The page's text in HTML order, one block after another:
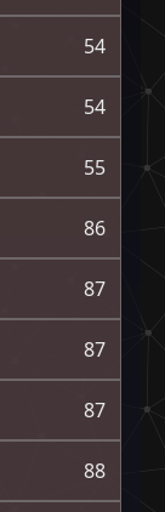
54
54
55
86
87
87
87
88